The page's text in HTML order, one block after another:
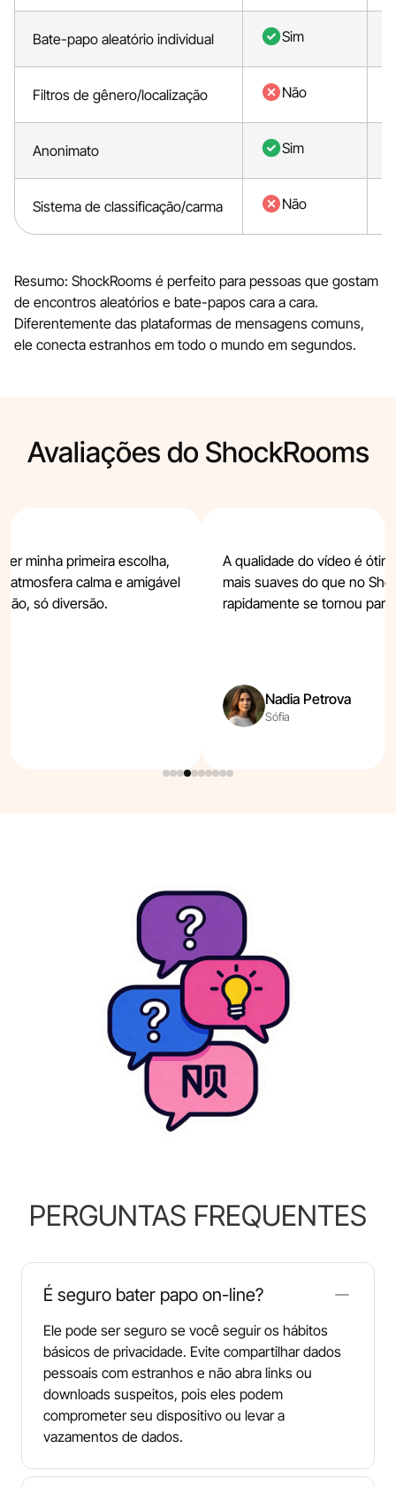
Bate-papo aleatório individual Sim
Filtros de gênero/localização Não
Anonimato Sim
Sistema de classificação/carma Não
Resumo: ShockRooms é perfeito para pessoas que gostam
de encontros aleatórios e bate-papos cara a cara.
Diferentemente das plataformas de mensagens comuns,
ele conecta estranhos em todo o mundo em segundos.
Avaliações do ShockRooms
minha primeira escolha,
atmosfera calma e amigável
só diversão.
A qualidade do vídeo é
mais suaves do que no
rapidamente se tornou
Nadia Petrova
Sófia
PERGUNTAS FREQUENTES
É seguro bater papo on-line?
Ele pode ser seguro se você seguir os hábitos
básicos de privacidade. Evite compartilhar dados
pessoais com estranhos e não abra links ou
downloads suspeitos, pois eles podem
comprometer seu dispositivo ou levar a
vazamentos de dados.